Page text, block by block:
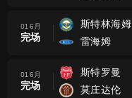
01 6月
完场
斯特林海姆
雷海姆
01 6月
完场
斯特罗曼
莫庄达伦